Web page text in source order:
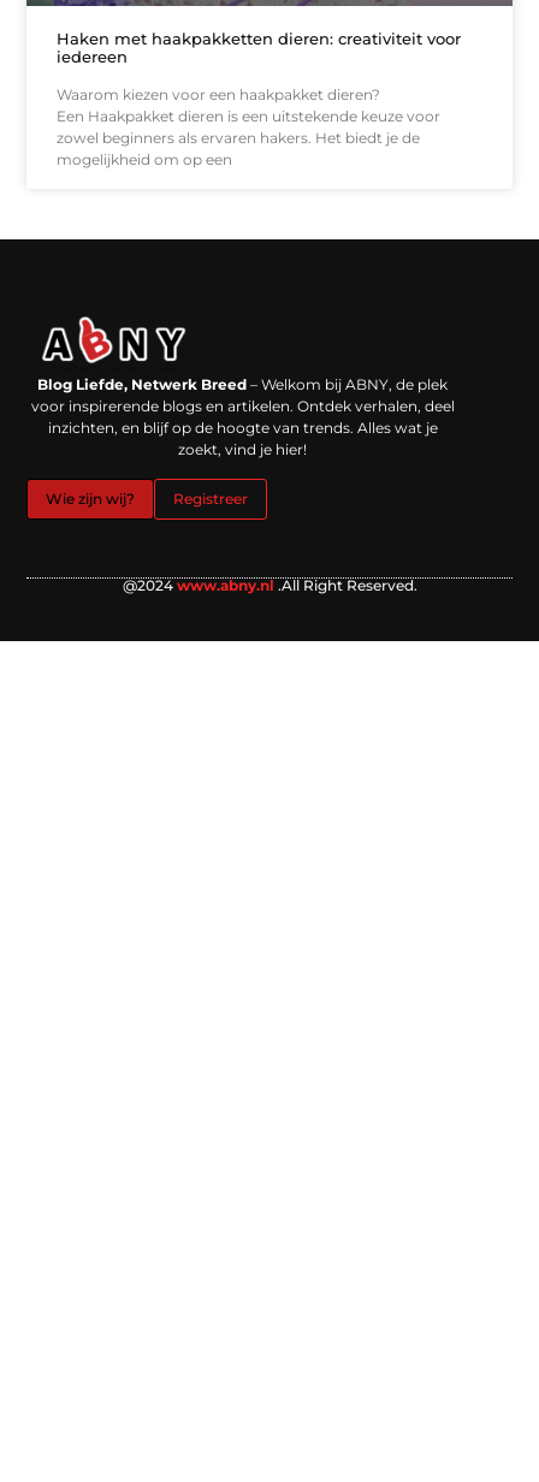
Haken met haakpakketten dieren: creativiteit voor
iedereen
Waarom kiezen voor een haakpakket dieren?
Een Haakpakket dieren is een uitstekende keuze voor
zowel beginners als ervaren hakers. Het biedt je de
mogelijkheid om op een
Blog Liefde, Netwerk Breed – Welkom bij ABNY, de plek
voor inspirerende blogs en artikelen. Ontdek verhalen, deel
inzichten, en blijf op de hoogte van trends. Alles wat je
zoekt, vind je hier!
Wie zijn wij? Registreer
@2024 www.abny.nl .All Right Reserved.